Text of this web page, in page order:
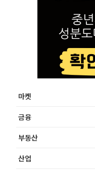
마켓
금융
부동산
산업